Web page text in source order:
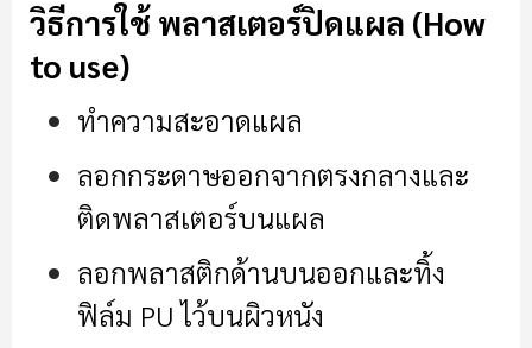
วิธีการใช้ พลาสเตอร์ปิดแผล (How
to use)
ทำความสะอาดแผล
ลอกกระดาษออกจากตรงกลางและ
ติดพลาสเตอร์บนแผล
ลอกพลาสติกด้านบนออกและทิ้ง
ฟิล์ม PU ไว้บนผิวหนัง